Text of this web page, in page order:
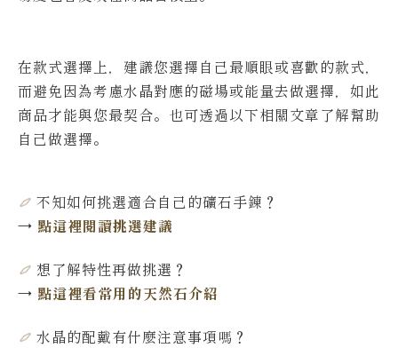
在款式選擇上，建議您選擇自己最順眼或喜歡的款式，
而避免因為考慮水晶對應的磁場或能量去做選擇，如此
商品才能與您最契合。也可透過以下相關文章了解幫助
自己做選擇。
不知如何挑選適合自己的礦石手鍊 ？
→ 點這裡閱讀挑選建議
想了解特性再做挑選 ？
→ 點這裡看常用的天然石介紹
水晶的配戴有什麼注意事項嗎？